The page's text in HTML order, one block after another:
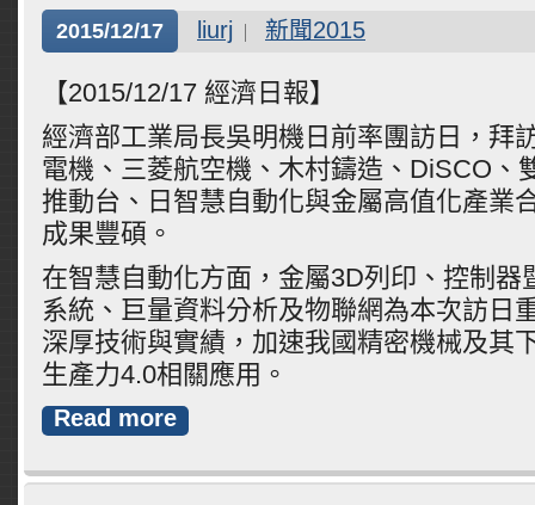
2015/12/17 liurj 新聞2015
【2015/12/17 經濟日報】
經濟部工業局長吳明機日前率團訪日，拜
電機、三菱航空機、木村鑄造、DiSCO、
推動台、日智慧自動化與金屬高值化產業
成果豐碩。
在智慧自動化方面，金屬3D列印、控制器
系統、巨量資料分析及物聯網為本次訪日
深厚技術與實績，加速我國精密機械及其
生產力4.0相關應用。
Read more